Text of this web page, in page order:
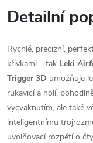
Detailní
Rychlé, precizní,
křivkami – tak Leki
Trigger 3D umožňuje
rukavicí a holí,
vycvaknutím, ale také
inteligentnímu
uvolňovací rozpětí o